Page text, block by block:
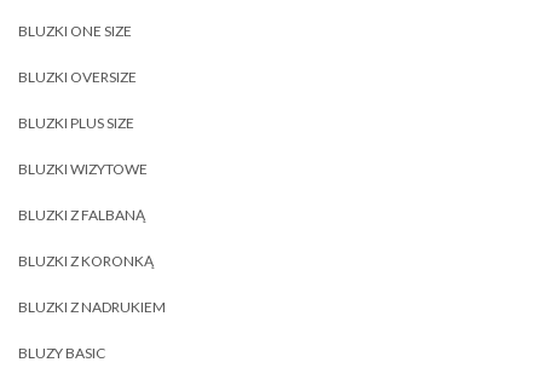
BLUZKI ONE SIZE
BLUZKI OVERSIZE
BLUZKI PLUS SIZE
BLUZKI WIZYTOWE
BLUZKI Z FALBANĄ
BLUZKI Z KORONKĄ
BLUZKI Z NADRUKIEM
BLUZY BASIC